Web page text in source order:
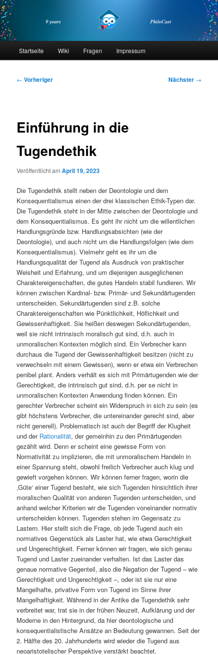
Zum
primären
Inhalt
springenphilocast
Startseite Wiki Fragen Impressum
Beitragsnavigation
← Vorheriger Nächster →
Einführung in die
Tugendethik
Veröffentlicht amApril 19, 2023
Die Tugendethik stellt neben der Deontologie und dem
Konsequentialismus einen der drei klassischen Ethik-Typen dar.
Die Tugendethik steht in der Mitte zwischen der Deontologie und
dem Konsequentialismus. Es geht ihr nicht um die willentlichen
Handlungsgründe bzw. Handlungsabsichten (wie der
Deontologie), und auch nicht um die Handlungsfolgen (wie dem
Konsequentialismus). Vielmehr geht es ihr um die
Handlungsqualität der Tugend als Ausdruck von praktischer
Weisheit und Erfahrung, und um diejenigen ausgeglichenen
Charaktereigenschaften, die gutes Handeln stabil fundieren.Wir
können zwischen Kardinal- bzw. Primär- und Sekundärtugenden
unterscheiden. Sekundärtugenden sind z.B. solche
Charaktereigenschaften wie Pünktlichkeit, Höflichkeit und
Gewissenhaftigkeit. Sie heißen deswegen Sekundärtugenden,
weil sie nicht intrinsisch moralisch gut sind, d.h. auch in
unmoralischen Kontexten möglich sind. Ein Verbrecher kann
durchaus die Tugend der Gewissenhaftigkeit besitzen (nicht zu
verwechseln mit einem Gewissen), wenn er etwa ein Verbrechen
penibel plant. Anders verhält es sich mit Primärtugenden wie der
Gerechtigkeit, die intrinsisch gut sind, d.h. per se nicht in
unmoralischen Kontexten Anwendung finden können. Ein
gerechter Verbrecher scheint ein Widerspruch in sich zu sein (es
gibt höchstens Verbrecher, die untereinander gerecht sind, aber
nicht generell). Problematisch ist auch der Begriff der Klugheit
und der Rationalität, der gemeinhin zu den Primärtugenden
gezählt wird. Denn er scheint eine gewisse Form von
Normativität zu implizieren, die mit unmoralischem Handeln in
einer Spannung steht, obwohl freilich Verbrecher auch klug und
gewieft vorgehen können. Wir können ferner fragen, worin die
‚Güte‘ einer Tugend besteht, wie sich Tugenden hinsichtlich ihrer
moralischen Qualität von anderen Tugenden unterscheiden, und
anhand welcher Kriterien wir die Tugenden voneinander normativ
unterscheiden können. Tugenden stehen im Gegensatz zu
Lastern. Hier stellt sich die Frage, ob jede Tugend auch ein
normatives Gegenstück als Laster hat, wie etwa Gerechtigkeit
und Ungerechtigkeit. Ferner können wir fragen, wie sich genau
Tugend und Laster zueinander verhalten. Ist das Laster das
genaue normative Gegenteil, also die Negation der Tugend – wie
Gerechtigkeit und Ungerechtigkeit –, oder ist sie nur eine
Mangelhafte, privative Form von Tugend im Sinne ihrer
Mangelhaftigkeit. Während in der Antike die Tugendethik sehr
verbreitet war, trat sie in der frühen Neuzeit, Aufklärung und der
Moderne in den Hintergrund, da hier deontologische und
konsequentialistische Ansätze an Bedeutung gewannen. Seit der
2. Hälfte des 20. Jahrhunderts wird wieder die Tugend aus
neoaristotelischer Perspektive verstärkt beachtet.